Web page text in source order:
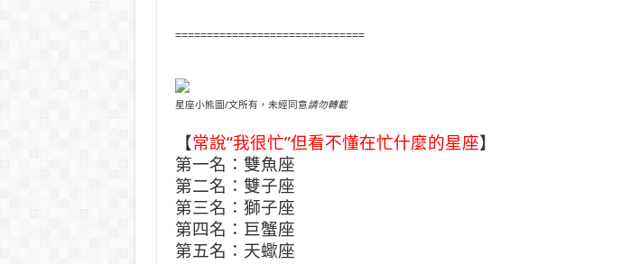
==============================
星座小熊圖/文所有，未經同意請勿轉載
【常說“我很忙”但看不懂在忙什麼的星座】
第一名：雙魚座
第二名：雙子座
第三名：獅子座
第四名：巨蟹座
第五名：天蠍座